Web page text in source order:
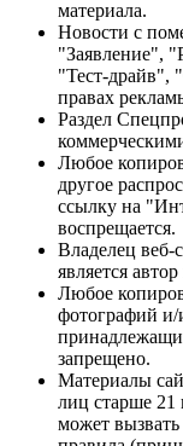
материала.
Новости с
"Заявление",
"Тест-драйв",
правах
Раздел
Любое
другое
ссылку на
воспрещается.
Владелец веб-
является
Любое
фотографий и/
запрещено.
Материалы
лиц старше 21
может